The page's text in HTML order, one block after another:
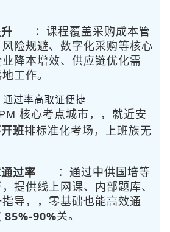
：课程覆盖采购成本管
险规避、数字化采购等核心
降本增效、供应链优化需
工作。
过率高取证便捷
核心考点城市，
班
，就近安
排标准化考场，上班族无
过率
：通过中供国培等
提供线上网课、内部题库、
导，
85%-90%
，零基础也能高效通
关。